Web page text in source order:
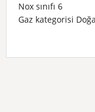
Nox sınıfı 6
Gaz kategorisi